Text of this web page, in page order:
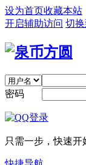
设为首页收藏本站
开启辅助访问 切
密码
只需一步，快速开